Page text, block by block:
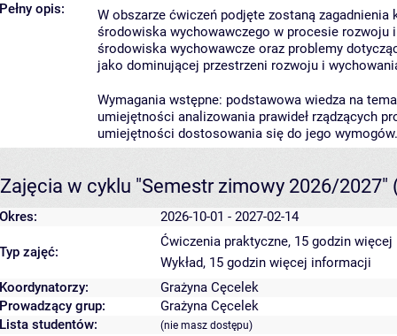
Pełny opis:
W obszarze ćwiczeń podjęte zostaną
środowiska wychowawczego w procesie rozwoju
środowiska wychowawcze oraz problemy
jako dominującej przestrzeni rozwoju i
Wymagania wstępne: podstawowa wiedza na
umiejętności analizowania prawideł rządzących
umiejętności dostosowania się do jego wymogów.
Zajęcia w cyklu "Semestr zimowy 2026/2027"
Okres: 2026-10-01 - 2027-02-14
Typ zajęć:
Ćwiczenia praktyczne, 15 godzin więcej
Wykład, 15 godzin więcej informacji
Koordynatorzy:
Grażyna Cęcelek
Prowadzący grup:
Grażyna Cęcelek
Lista studentów:
(nie masz dostępu)